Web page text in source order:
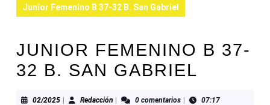
Junior Femenino B 37-32 B. San Gabriel
JUNIOR FEMENINO B 37-
32 B. SAN GABRIEL
02/202502/2025RedacciónRedacción0 comentarios 07:17